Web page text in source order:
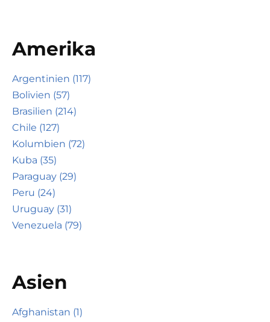
Amerika
Argentinien (117)
Bolivien (57)
Brasilien (214)
Chile (127)
Kolumbien (72)
Kuba (35)
Paraguay (29)
Peru (24)
Uruguay (31)
Venezuela (79)
Asien
Afghanistan (1)